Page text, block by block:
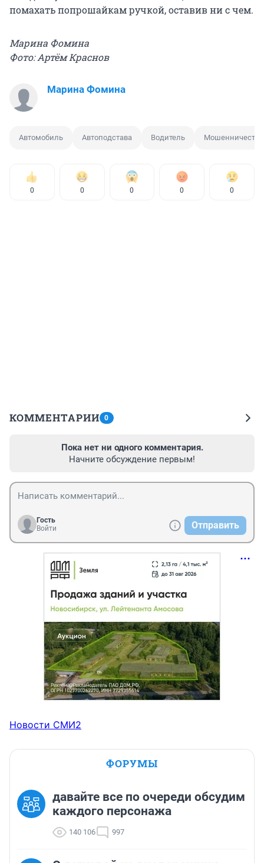
помахать попрошайкам ручкой, оставив ни с чем.
Марина Фомина
Фото: Артём Краснов
Марина Фомина
Автомобиль Автоподстава Водитель Мошенничество
0 0 0 0 0
КОММЕНТАРИИ 0
Пока нет ни одного комментария.
Начните обсуждение первым!
Гость
Войти
Отправить
Новости СМИ2
ФОРУМЫ
давайте все по очереди обсудим
каждого персонажа
140 106 997